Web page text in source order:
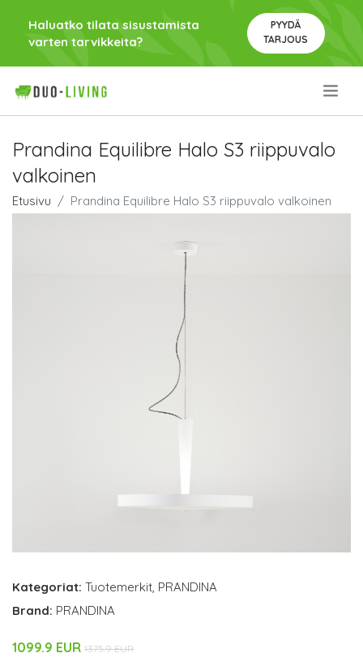
Haluatko tilata sisustamista
varten tarvikkeita?
PYYDÄ
TARJOUS
Prandina Equilibre Halo S3 riippuvalo
valkoinen
Etusivu Prandina Equilibre Halo S3 riippuvalo valkoinen
Kategoriat: Tuotemerkit, PRANDINA
Brand: PRANDINA
1099.9 EUR 1375.9 EUR